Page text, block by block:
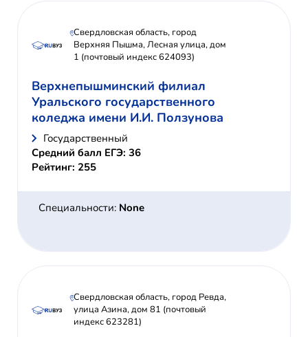
Свердловская область, город
Верхняя Пышма, Лесная улица, дом
1 (почтовый индекс 624093)
Верхнепышминский филиал
Уральского государственного
коледжа имени И.И. Ползунова
Государственный
Средний балл ЕГЭ: 36
Рейтинг: 255
Специальности: None
Свердловская область, город Ревда,
улица Азина, дом 81 (почтовый
индекс 623281)